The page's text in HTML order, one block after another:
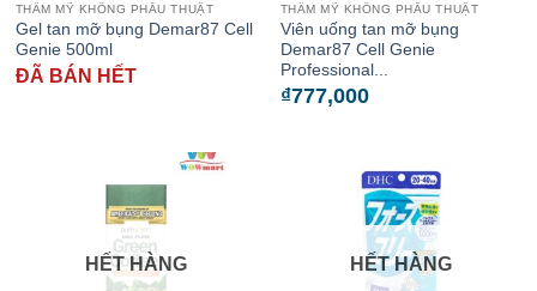
THẨM MỸ KHÔNG PHẪU THUẬT
Gel tan mỡ bụng Demar87 Cell
Genie 500ml
ĐÃ BÁN HẾT
THẨM MỸ KHÔNG PHẪU THUẬT
Viên uống tan mỡ bụng
Demar87 Cell Genie
Professional...
₫777,000
HẾT HÀNG HẾT HÀNG